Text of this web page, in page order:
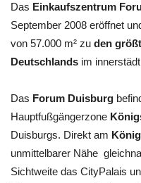
Das Einkaufszentrum
September 2008 eröffnet
von 57.000 m² zu den
Deutschlands im
Das Forum Duisburg
Hauptfußgängerzone
Duisburgs. Direkt am
unmittelbarer Nähe
Sichtweite das CityPalais